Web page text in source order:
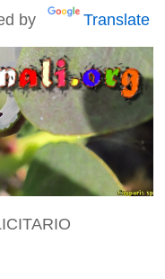
by Translate